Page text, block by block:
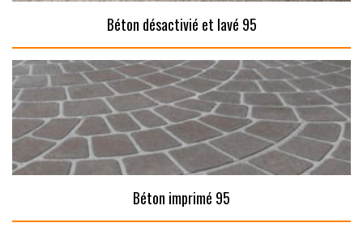
Béton désactivié et lavé 95
Béton imprimé 95